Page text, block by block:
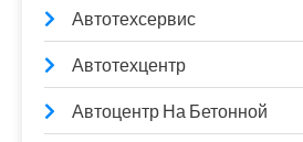
Автотехсервис
Автотехцентр
Автоцентр На Бетонной